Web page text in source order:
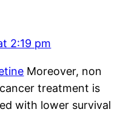
2:19 pm
Moreover, non
treatment is
with lower survival